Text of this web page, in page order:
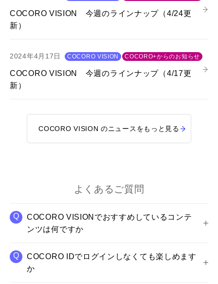
COCORO VISION 今週のラインナップ（4/24更
新）
2024年4月17日 COCORO VISION COCORO+からのお知らせ
COCORO VISION 今週のラインナップ（4/17更
新）
COCORO VISION のニュースをもっと見る
よくあるご質問
COCORO VISIONでおすすめしているコンテ
ンツは何ですか
COCORO IDでログインしなくても楽しめます
か